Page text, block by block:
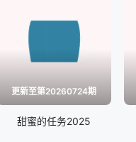
20260612(第8期)
更新至第20260724期
甜蜜的任务2025